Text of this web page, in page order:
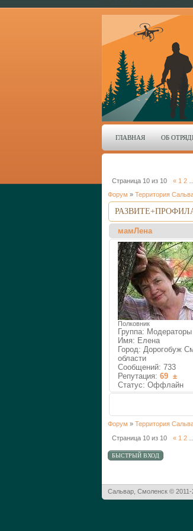
ГЛАВНАЯ ОБ
Страница 10 из 10 « 1 2
Форум » Территория
мамЛена
Полковник
Группа: Модераторы
Имя: Елена
Город: Дорогобуж
области
Сообщений: 733
Репутация: 69 ±
Статус: Оффлайн
Форум » Территория
Страница 10 из 10 « 1 2
Сальвар, Смоленск © 2011-